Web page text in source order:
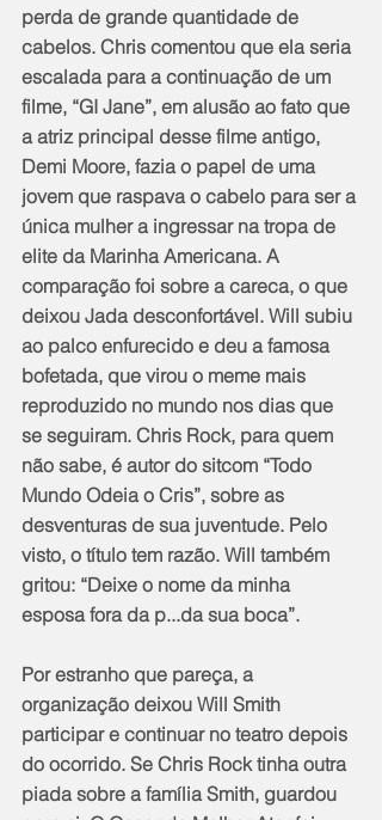
perda de grande quantidade de
cabelos. Chris comentou que ela seria
escalada para a continuação de um
filme, “GI Jane”, em alusão ao fato que
a atriz principal desse filme antigo,
Demi Moore, fazia o papel de uma
jovem que raspava o cabelo para ser a
única mulher a ingressar na tropa de
elite da Marinha Americana. A
comparação foi sobre a careca, o que
deixou Jada desconfortável. Will subiu
ao palco enfurecido e deu a famosa
bofetada, que virou o meme mais
reproduzido no mundo nos dias que
se seguiram. Chris Rock, para quem
não sabe, é autor do sitcom “Todo
Mundo Odeia o Cris”, sobre as
desventuras de sua juventude. Pelo
visto, o título tem razão. Will também
gritou: “Deixe o nome da minha
esposa fora da p...da sua boca”.
Por estranho que pareça, a
organização deixou Will Smith
participar e continuar no teatro depois
do ocorrido. Se Chris Rock tinha outra
piada sobre a família Smith, guardou